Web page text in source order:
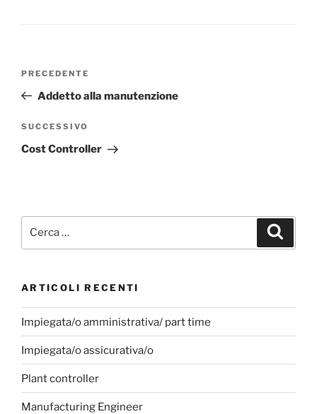
PRECEDENTE
Addetto alla manutenzione
SUCCESSIVO
Cost Controller
ARTICOLI RECENTI
Impiegata/o amministrativa/ part time
Impiegata/o assicurativa/o
Plant controller
Manufacturing Engineer